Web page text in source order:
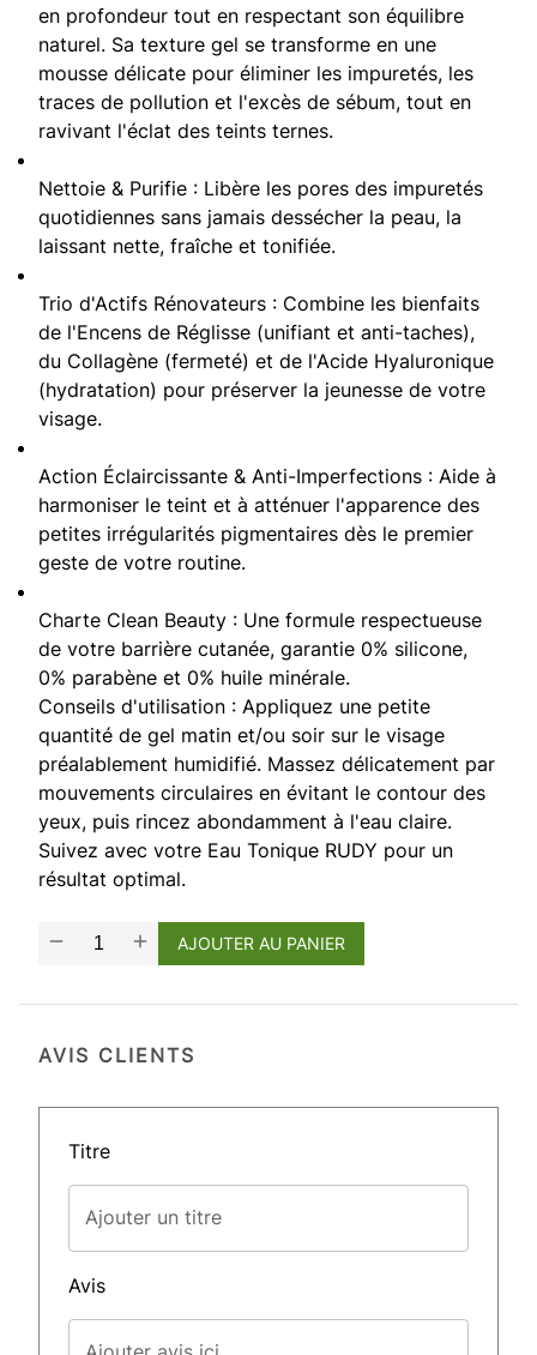
en profondeur tout en respectant son équilibre
naturel. Sa texture gel se transforme en une
mousse délicate pour éliminer les impuretés, les
traces de pollution et l'excès de sébum, tout en
ravivant l'éclat des teints ternes.
Nettoie & Purifie : Libère les pores des impuretés
quotidiennes sans jamais dessécher la peau, la
laissant nette, fraîche et tonifiée.
Trio d'Actifs Rénovateurs : Combine les bienfaits
de l'Encens de Réglisse (unifiant et anti-taches),
du Collagène (fermeté) et de l'Acide Hyaluronique
(hydratation) pour préserver la jeunesse de votre
visage.
Action Éclaircissante & Anti-Imperfections : Aide à
harmoniser le teint et à atténuer l'apparence des
petites irrégularités pigmentaires dès le premier
geste de votre routine.
Charte Clean Beauty : Une formule respectueuse
de votre barrière cutanée, garantie 0% silicone,
0% parabène et 0% huile minérale.
Conseils d'utilisation : Appliquez une petite
quantité de gel matin et/ou soir sur le visage
préalablement humidifié. Massez délicatement par
mouvements circulaires en évitant le contour des
yeux, puis rincez abondamment à l'eau claire.
Suivez avec votre Eau Tonique RUDY pour un
résultat optimal.
AJOUTER AU PANIER
AVIS CLIENTS
Titre
Ajouter un titre
Avis